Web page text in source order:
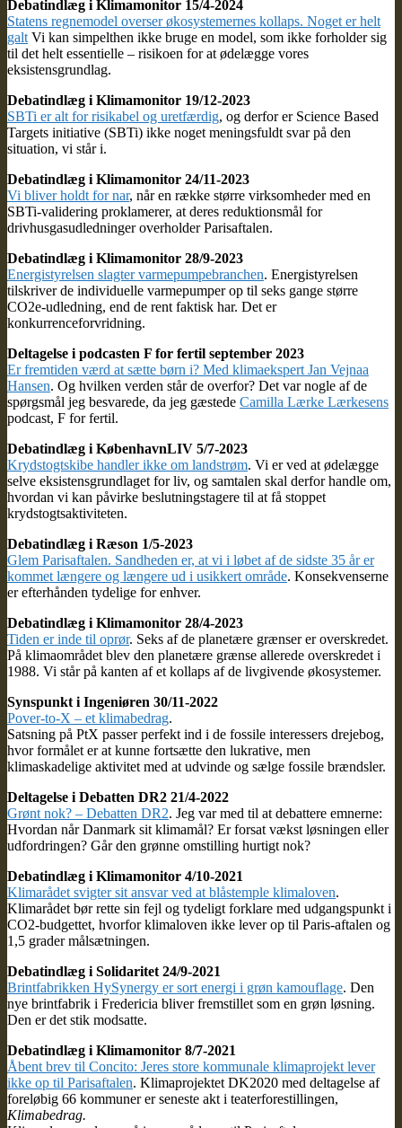
Debatindlæg i Klimamonitor 15/4-2024
Statens regnemodel overser økosystemernes kollaps. Noget er helt
galtVi kan simpelthen ikke bruge en model, som ikke forholder sig
til det helt essentielle – risikoen for at ødelægge vores
eksistensgrundlag.
Debatindlæg i Klimamonitor 19/12-2023
SBTi er alt for risikabel og uretfærdig, og derfor er Science Based
Targets initiative (SBTi) ikke noget meningsfuldt svar på den
situation, vi står i.
Debatindlæg i Klimamonitor 24/11-2023
Vi bliver holdt for nar, når en række større virksomheder med en
SBTi-validering proklamerer, at deres reduktionsmål for
drivhusgasudledninger overholder Parisaftalen.
Debatindlæg i Klimamonitor 28/9-2023
Energistyrelsen slagter varmepumpebranchen. Energistyrelsen
tilskriver de individuelle varmepumper op til seks gange større
CO2e-udledning, end de rent faktisk har. Det er
konkurrenceforvridning.
Deltagelse i podcasten F for fertil september 2023
Er fremtiden værd at sætte børn i? Med klimaekspert Jan Vejnaa
Hansen. Og hvilken verden står de overfor? Det var nogle af de
spørgsmål jeg besvarede, da jeg gæstede Camilla Lærke Lærkesens
podcast, F for fertil.
Debatindlæg i KøbenhavnLIV 5/7-2023
Krydstogtskibe handler ikke om landstrøm. Vi er ved at ødelægge
selve eksistensgrundlaget for liv, og samtalen skal derfor handle om,
hvordan vi kan påvirke beslutningstagere til at få stoppet
krydstogtsaktiviteten.
Debatindlæg i Ræson 1/5-2023
Glem Parisaftalen. Sandheden er, at vi i løbet af de sidste 35 år er
kommet længere og længere ud i usikkert område. Konsekvenserne
er efterhånden tydelige for enhver.
Debatindlæg i Klimamonitor 28/4-2023
Tiden er inde til oprør. Seks af de planetære grænser er overskredet.
På klimaområdet blev den planetære grænse allerede overskredet i
1988. Vi står på kanten af et kollaps af de livgivende økosystemer.
Synspunkt i Ingeniøren 30/11-2022
Pover-to-X – et klimabedrag.
Satsning på PtX passer perfekt ind i de fossile interessers drejebog,
hvor formålet er at kunne fortsætte den lukrative, men
klimaskadelige aktivitet med at udvinde og sælge fossile brændsler.
Deltagelse i Debatten DR2 21/4-2022
Grønt nok? – Debatten DR2. Jeg var med til at debattere emnerne:
Hvordan når Danmark sit klimamål? Er forsat vækst løsningen eller
udfordringen? Går den grønne omstilling hurtigt nok?
Debatindlæg i Klimamonitor 4/10-2021
Klimarådet svigter sit ansvar ved at blåstemple klimaloven.
Klimarådet bør rette sin fejl og tydeligt forklare med udgangspunkt i
CO2-budgettet, hvorfor klimaloven ikke lever op til Paris-aftalen og
1,5 grader målsætningen.
Debatindlæg i Solidaritet 24/9-2021
Brintfabrikken HySynergy er sort energi i grøn kamouflage. Den
nye brintfabrik i Fredericia bliver fremstillet som en grøn løsning.
Den er det stik modsatte.
Debatindlæg i Klimamonitor 8/7-2021
Åbent brev til Concito: Jeres store kommunale klimaprojekt lever
ikke op til Parisaftalen. Klimaprojektet DK2020 med deltagelse af
foreløbig 66 kommuner er seneste akt i teaterforestillingen,
Klimabedrag.